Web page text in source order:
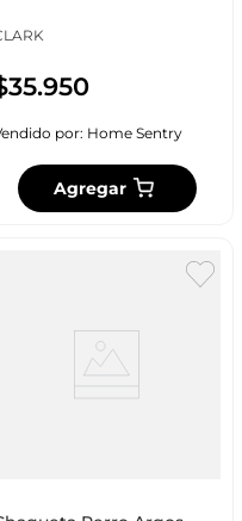
35.950
por: Home Sentry
Agregar